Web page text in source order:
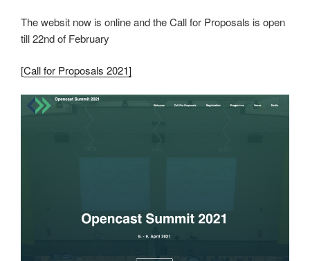
The websit now is online and the Call for Proposals is open
till 22nd of February
[Call for Proposals 2021]